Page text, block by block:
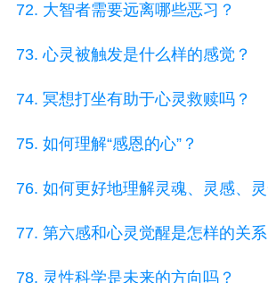
72. 大智者需要远离哪些恶习？
73. 心灵被触发是什么样的感觉？
74. 冥想打坐有助于心灵救赎吗？
75. 如何理解“感恩的心”？
76. 如何更好地理解灵魂、灵感、灵
77. 第六感和心灵觉醒是怎样的关系
78. 灵性科学是未来的方向吗？